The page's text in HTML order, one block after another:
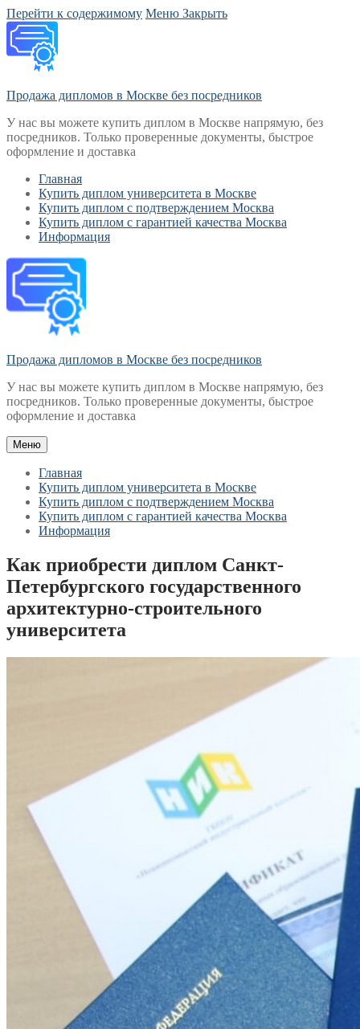
Перейти к содержимому Меню Закрыть
Продажа дипломов в Москве без посредников
У нас вы можете купить диплом в Москве напрямую, без
посредников. Только проверенные документы, быстрое
оформление и доставка
Главная
Купить диплом университета в Москве
Купить диплом с подтверждением Москва
Купить диплом с гарантией качества Москва
Информация
Продажа дипломов в Москве без посредников
У нас вы можете купить диплом в Москве напрямую, без
посредников. Только проверенные документы, быстрое
оформление и доставка
Меню
Главная
Купить диплом университета в Москве
Купить диплом с подтверждением Москва
Купить диплом с гарантией качества Москва
Информация
Как приобрести диплом Санкт-
Петербургского государственного
архитектурно-строительного
университета